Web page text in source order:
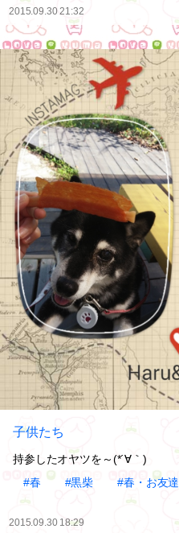
2015.09.30 21:32
子供たち
持参したオヤツを～(*´∀｀)
#春
#黒柴 #春・お友達
2015.09.30 18:29